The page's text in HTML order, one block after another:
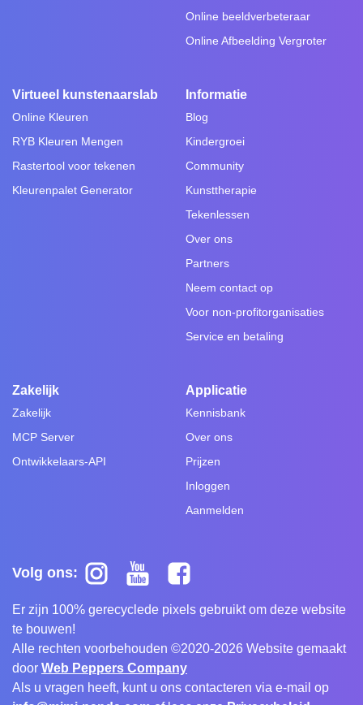
Online beeldverbeteraar
Online Afbeelding Vergroter
Virtueel kunstenaarslab
Online Kleuren
RYB Kleuren Mengen
Rastertool voor tekenen
Kleurenpalet Generator
Informatie
Blog
Kindergroei
Community
Kunsttherapie
Tekenlessen
Over ons
Partners
Neem contact op
Voor non-profitorganisaties
Service en betaling
Zakelijk
Zakelijk
MCP Server
Ontwikkelaars-API
Applicatie
Kennisbank
Over ons
Prijzen
Inloggen
Aanmelden
Volg ons:
Er zijn 100% gerecyclede pixels gebruikt om deze website
te bouwen!
Alle rechten voorbehouden ©2020-2026 Website gemaakt
door Web Peppers Company
Als u vragen heeft, kunt u ons contacteren via e-mail op